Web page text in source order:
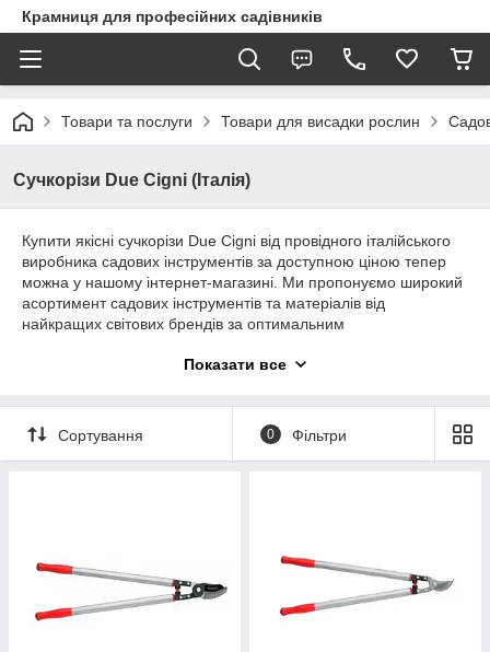
Крамниця для професійних садівників
Товари та послуги Товари для висадки рослин
Сучкорізи Due Cigni (Італія)
Купити якісні сучкорізи Due Cigni від провідного італійського
виробника садових інструментів за доступною ціною тепер
можна у нашому інтернет-магазині. Ми пропонуємо широкий
асортимент садових інструментів та матеріалів від
найкращих світових брендів за оптимальним
оформлення замовлень та доставку товару до будь-якого
Показати все
Сортування 0 Фільтри